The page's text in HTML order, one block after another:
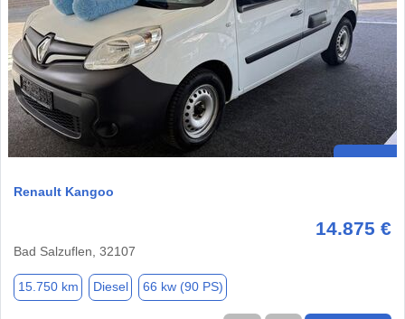
Renault Kangoo
14.875 €
Bad Salzuflen, 32107
15.750 km Diesel 66 kw (90 PS)